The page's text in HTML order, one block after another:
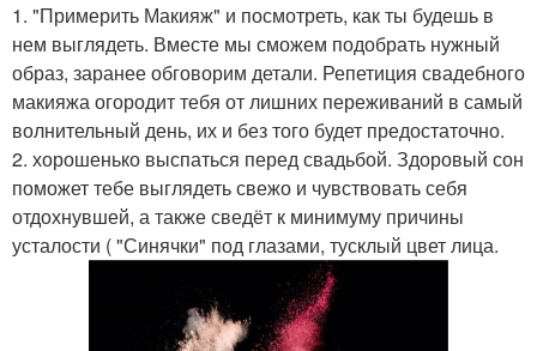
1. "Примерить Макияж" и посмотреть, как ты будешь в
нем выглядеть. Вместе мы сможем подобрать нужный
образ, заранее обговорим детали. Репетиция свадебного
макияжа огородит тебя от лишних переживаний в самый
волнительный день, их и без того будет предостаточно.
2. хорошенько выспаться перед свадьбой. Здоровый сон
поможет тебе выглядеть свежо и чувствовать себя
отдохнувшей, а также сведёт к минимуму причины
усталости ( "Синячки" под глазами, тусклый цвет лица.